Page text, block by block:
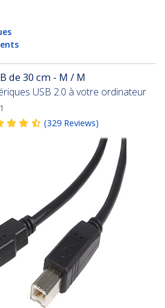
de 30 cm - M / M
USB 2.0 à votre ordinateur
(329 Reviews)